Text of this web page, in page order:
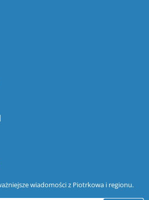
wiadomości z Piotrkowa i regionu.